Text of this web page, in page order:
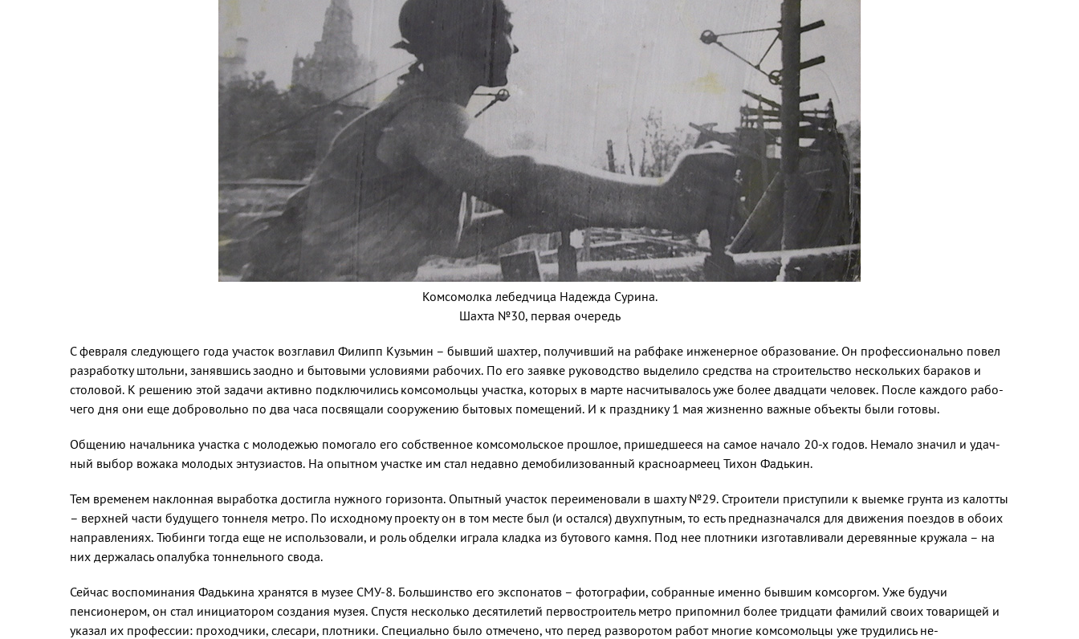
Комсомолка лебедчица Надежда Сурина.
Шахта №30, первая очередь
С февраля следующего года участок возглавил Филипп Кузь­мин – бывший шахтер, получив­ший на рабфаке инженерное об­разование. Он профессионально повел
разработку штольни, заняв­шись заодно и бытовыми услови­ями рабочих. По его заявке ру­ководство выделило средства на строительство нескольких бараков и
столовой. К решению этой зада­чи активно подключились комсо­мольцы участка, которых в марте насчитывалось уже более двадца­ти человек. После каждого рабо­
чего дня они еще добровольно по два часа посвящали сооружению бытовых помещений. И к празд­нику 1 мая жизненно важные объ­екты были готовы.
Общению начальника участ­ка с молодежью помогало его соб­ственное комсомольское прошлое, пришедшееся на самое начало 20-х годов. Немало значил и удач­
ный выбор вожака молодых энту­зиастов. На опытном участке им стал недавно демобилизованный красноармеец Тихон Фадькин.
Тем временем наклонная вы­работка достигла нужного гори­зонта. Опытный участок переиме­новали в шахту №29. Строители приступили к выемке грунта из калотты
– верхней части буду­щего тоннеля метро. По исход­ному проекту он в том месте был (и остался) двухпутным, то есть предназначался для движения по­ездов в обоих
направлениях. Тю­бинги тогда еще не использова­ли, и роль обделки играла кладка из бутового камня. Под нее плот­ники изготавливали деревянные кружала – на
них держалась опа­лубка тоннельного свода.
Сейчас воспоминания Фадь­кина хранятся в музее СМУ-8. Большинство его экспонатов – фотографии, собранные именно бывшим комсоргом. Уже буду­чи
пенсионером, он стал иници­атором создания музея. Спустя несколько десятилетий перво­строитель метро припомнил бо­лее тридцати фамилий своих то­варищей и
указал их профессии: проходчики, слесари, плотники. Специально было отмечено, что перед разворотом работ многие комсомольцы уже трудились не­